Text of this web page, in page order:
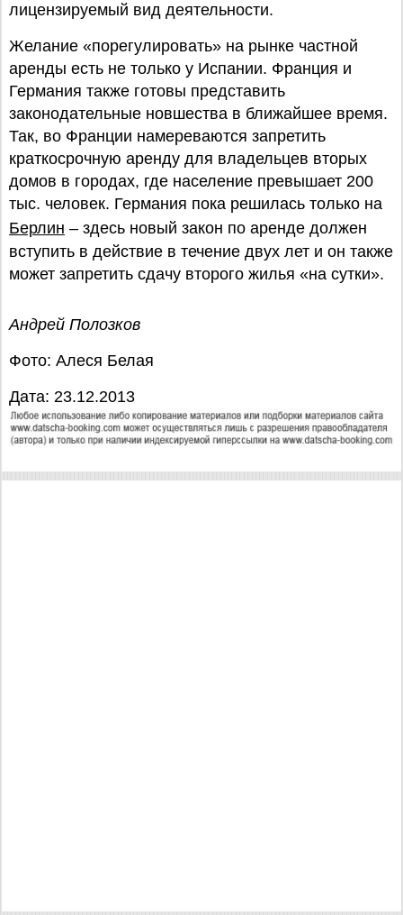
лицензируемый вид деятельности.
Желание «порегулировать» на рынке частной
аренды есть не только у Испании. Франция и
Германия также готовы представить
законодательные новшества в ближайшее время.
Так, во Франции намереваются запретить
краткосрочную аренду для владельцев вторых
домов в городах, где население превышает 200
тыс. человек. Германия пока решилась только на
Берлин – здесь новый закон по аренде должен
вступить в действие в течение двух лет и он также
может запретить сдачу второго жилья «на сутки».
Андрей Полозков
Фото: Алеся Белая
Дата: 23.12.2013